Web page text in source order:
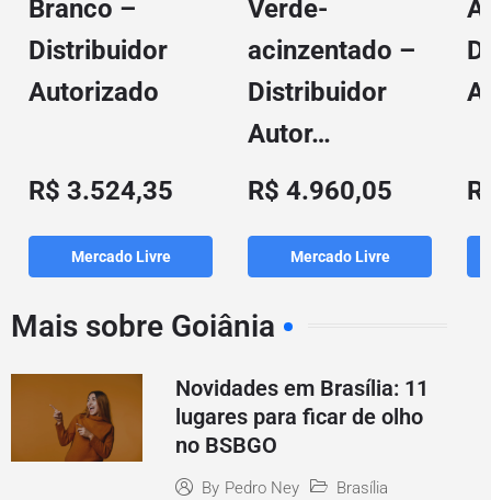
Branco –
Distribuidor
Autorizado
R$ 3.524,35
Mercado Livre
Verde-
acinzentado –
Distribuidor
Autor…
R$ 4.960,05
Mercado Livre
Mais sobre Goiânia
Novidades em Brasília: 11
lugares para ficar de olho
no BSBGO
By Pedro Ney
Brasília